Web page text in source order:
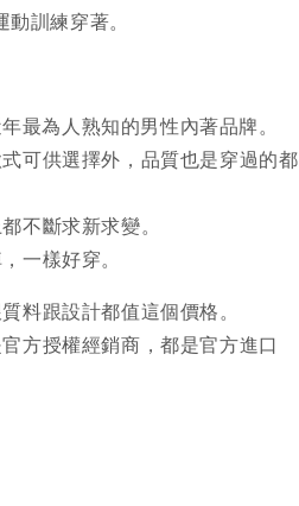
訓練穿著。
最為人熟知的男性內著品牌。
可供選擇外，品質也是穿過的都
不斷求新求變。
一樣好穿。
料跟設計都值這個價格。
方授權經銷商，都是官方進口